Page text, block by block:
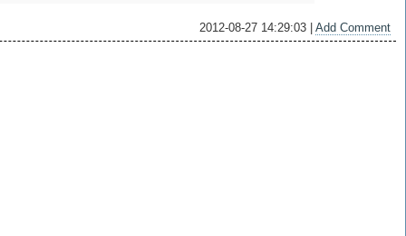
2012-08-27 14:29:03 | Add Comment